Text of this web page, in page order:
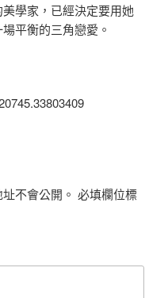
學家，已經決定要用她
平衡的三角戀愛。
不會公開。 必填欄位標